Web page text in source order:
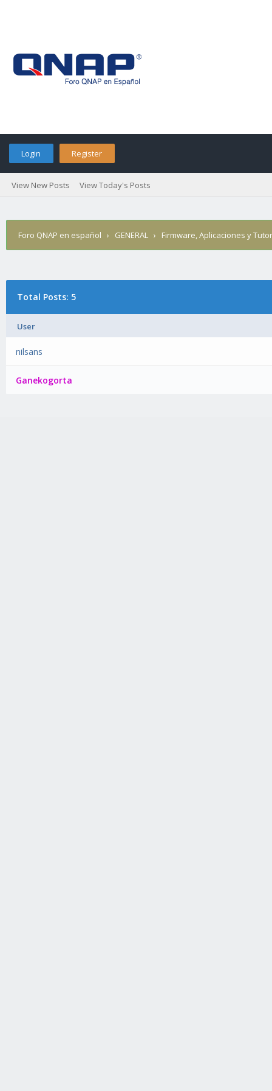
Login Register
View New Posts View Today's Posts
Foro QNAP en español › GENERAL › Firmware, Aplicaciones y
Total Posts: 5
User
nilsans
Ganekogorta